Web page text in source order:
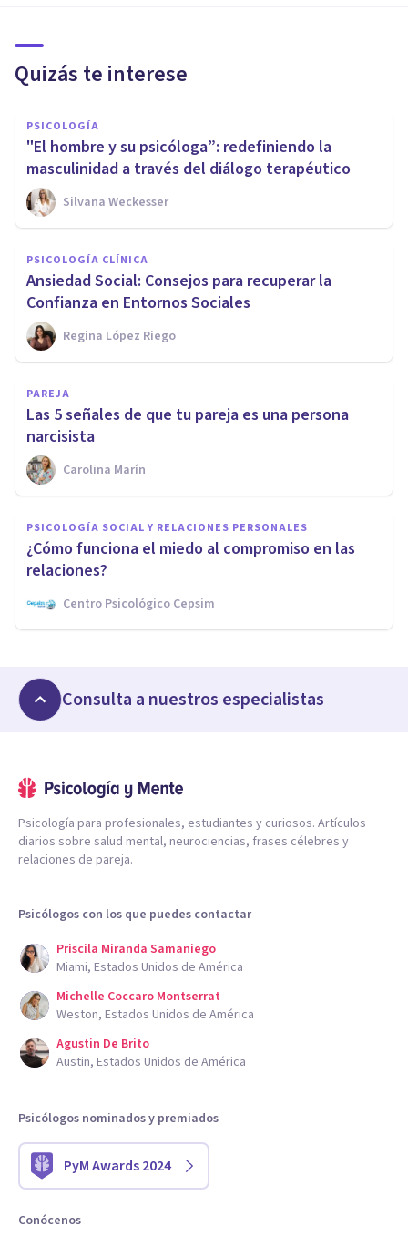
Quizás te interese
PSICOLOGÍA
"El hombre y su psicóloga”: redefiniendo la
masculinidad a través del diálogo terapéutico
Silvana Weckesser
PSICOLOGÍA CLÍNICA
Ansiedad Social: Consejos para recuperar la
Confianza en Entornos Sociales
Regina López Riego
PAREJA
Las 5 señales de que tu pareja es una persona
narcisista
Carolina Marín
PSICOLOGÍA SOCIAL Y RELACIONES PERSONALES
¿Cómo funciona el miedo al compromiso en las
relaciones?
Centro Psicológico Cepsim
Consulta a nuestros especialistas
Psicología para profesionales, estudiantes y curiosos. Artículos
diarios sobre salud mental, neurociencias, frases célebres y
relaciones de pareja.
Psicólogos con los que puedes contactar
Priscila Miranda Samaniego
Miami, Estados Unidos de América
Michelle Coccaro Montserrat
Weston, Estados Unidos de América
Agustin De Brito
Austin, Estados Unidos de América
Psicólogos nominados y premiados
PyM Awards 2024
Conócenos